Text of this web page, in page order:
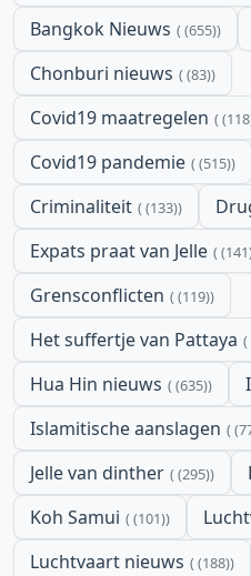
Bangkok Nieuws (655)
Chonburi nieuws (83)
Covid19 maatregelen
Covid19 pandemie (515)
Criminaliteit (133)
Expats praat van Jelle
Grensconflicten (119)
Het suffertje van Pattaya
Hua Hin nieuws (635)
Islamitische aanslagen
Jelle van dinther (295)
Koh Samui (101)
Luchtvaart nieuws (188)